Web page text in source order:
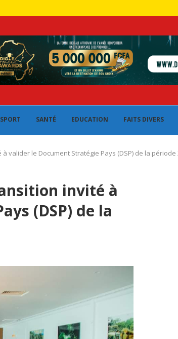
SPORT SANTÉ EDUCATION FAITS DIVERS
valider le Document Stratégie Pays (DSP) de la période
invité à
(DSP) de la